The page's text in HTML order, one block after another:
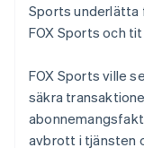
Sports underlätta
FOX Sports och
FOX Sports ville
säkra
avbrott i tjänsten